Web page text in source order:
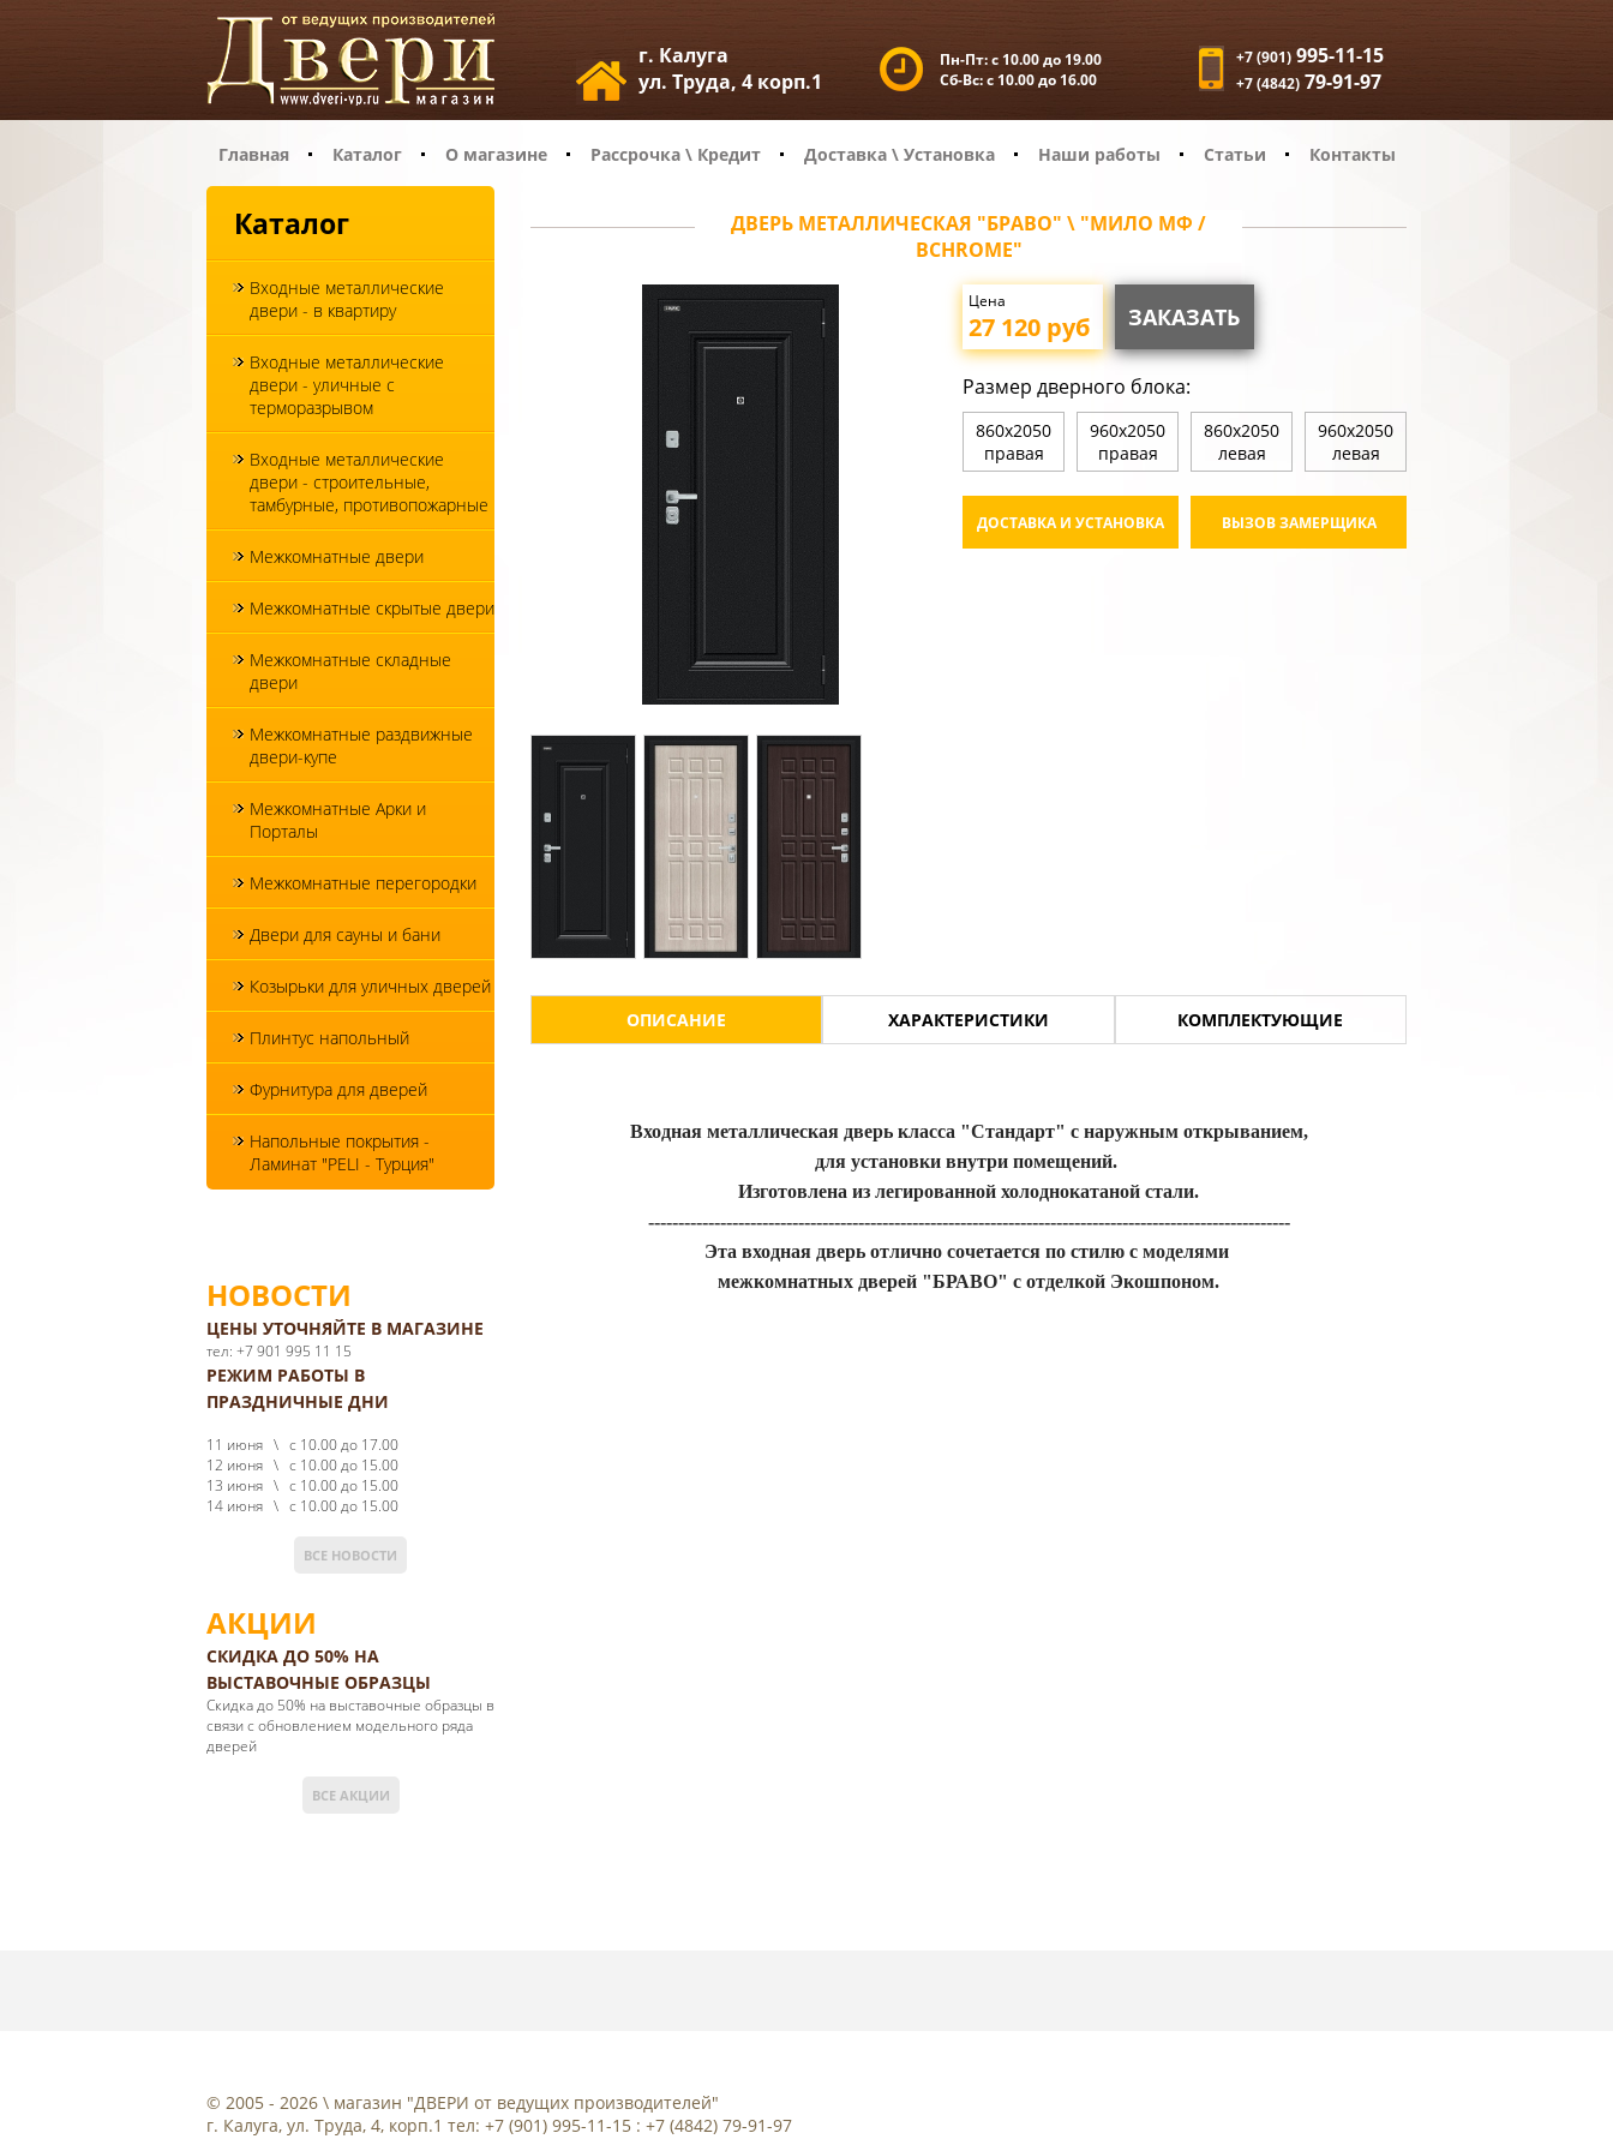
г. Калуга
ул. Труда, 4 корп.1
Пн-Пт:с 10.00 до 19.00
Сб-Вс:с 10.00 до 16.00
+7 (901) 995-11-15
+7 (4842) 79-91-97
Главная Каталог О магазине Рассрочка \ Кредит Доставка \ Установка Наши работы Статьи Контакты
Каталог
Входные металлические
двери - в квартиру
Входные металлические
двери - уличные с
терморазрывом
Входные металлические
двери - строительные,
тамбурные, противопожарные
Межкомнатные двери
Межкомнатные скрытые двери
Межкомнатные складные
двери
Межкомнатные раздвижные
двери-купе
Межкомнатные Арки и
Порталы
Межкомнатные перегородки
Двери для сауны и бани
Козырьки для уличных дверей
Плинтус напольный
Фурнитура для дверей
Напольные покрытия -
Ламинат "PELI - Турция"
НОВОСТИ
ЦЕНЫ УТОЧНЯЙТЕ В МАГАЗИНЕ
тел: +7 901 995 11 15
РЕЖИМ РАБОТЫ В
ПРАЗДНИЧНЫЕ ДНИ
11 июня \ с 10.00 до 17.00
12 июня \ с 10.00 до 15.00
13 июня \ с 10.00 до 15.00
14 июня \ с 10.00 до 15.00
ВСЕ НОВОСТИ
АКЦИИ
СКИДКА ДО 50% НА
ВЫСТАВОЧНЫЕ ОБРАЗЦЫ
Cкидка до 50% на выставочные образцы в
связи с обновлением модельного ряда
дверей
ВСЕ АКЦИИ
ДВЕРЬ МЕТАЛЛИЧЕСКАЯ "БРАВО" \ "МИЛО МФ /
BCHROME"
Цена
27 120 руб ЗАКАЗАТЬ
Размер дверного блока:
860х2050
правая
960х2050
правая
860х2050
левая
960х2050
левая
ДОСТАВКА И УСТАНОВКА ВЫЗОВ ЗАМЕРЩИКА
ОПИСАНИЕ ХАРАКТЕРИСТИКИ КОМПЛЕКТУЮЩИЕ
Входная металлическая дверь класса "Стандарт" с наружным открыванием,
для установки внутри помещений.
Изготовлена из легированной холоднокатаной стали.
-----------------------------------------------------------------------------------------------------------
Эта входная дверь отлично сочетается по стилю с моделями
межкомнатных дверей "БРАВО" с отделкой Экошпоном.
© 2005 - 2026 \ магазин "ДВЕРИ от ведущих производителей"
г. Калуга, ул. Труда, 4, корп.1 тел: +7 (901) 995-11-15 : +7 (4842) 79-91-97